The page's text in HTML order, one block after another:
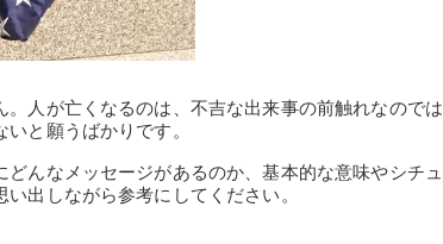
人が亡くなるのは、不吉な出来事の前触れなのでは
と願うばかりです。
んなメッセージがあるのか、基本的な意味やシチュ
出しながら参考にしてください。